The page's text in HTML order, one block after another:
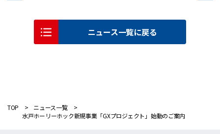
ニュース一覧に戻る
TOP
ニュース一覧
水戸ホーリーホック新規事業「GXプロジェクト」始動のご案内